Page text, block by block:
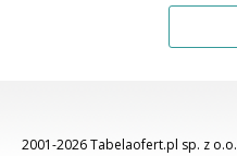
2001-2026 Tabelaofert.pl sp. z o.o.